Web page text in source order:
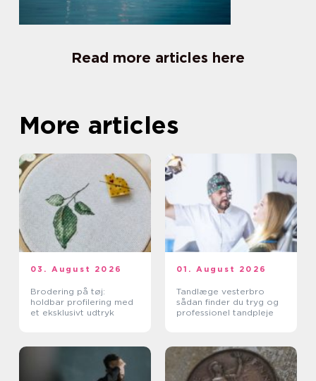
Read more articles here
More articles
03. August 2026
Brodering på tøj:
holdbar profilering med
et eksklusivt udtryk
01. August 2026
Tandlæge vesterbro
sådan finder du tryg og
professionel tandpleje